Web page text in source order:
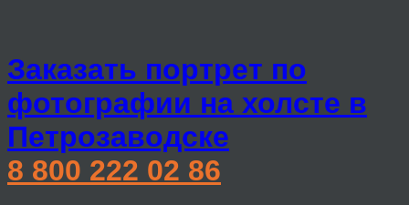
Заказать портрет по
фотографии на холсте в
Петрозаводске
8 800 222 02 86